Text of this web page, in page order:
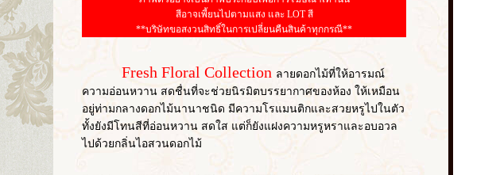
สีอาจเพี้ยนไปตามแสง และ LOT สี
**บริษัทขอสงวนสิทธิ์ในการเปลี่ยนคืนสินค้าทุกกรณี**
Fresh Floral Collection ลายดอกไม้ที่ให้อารมณ์
ความอ่อนหวาน สดชื่นที่จะช่วยนิรมิตบรรยากาศของห้อง ให้เหมือน
อยู่ท่ามกลางดอกไม้นานาชนิด มีความโรแมนติกและสวยหรูไปในตัว
ทั้งยังมีโทนสีที่อ่อนหวาน สดใส แต่ก็ยังแฝงความหรูหราและอบอวล
ไปด้วยกลิ่นไอสวนดอกไม้